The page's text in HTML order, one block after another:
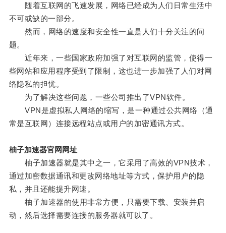
随着互联网的飞速发展，网络已经成为人们日常生活中
不可或缺的一部分。
然而，网络的速度和安全性一直是人们十分关注的问
题。
近年来，一些国家政府加强了对互联网的监管，使得一
些网站和应用程序受到了限制，这也进一步加强了人们对网
络隐私的担忧。
为了解决这些问题，一些公司推出了VPN软件。
VPN是虚拟私人网络的缩写，是一种通过公共网络（通
常是互联网）连接远程站点或用户的加密通讯方式。
柚子加速器官网网址
柚子加速器就是其中之一，它采用了高效的VPN技术，
通过加密数据通讯和更改网络地址等方式，保护用户的隐
私，并且还能提升网速。
柚子加速器的使用非常方便，只需要下载、安装并启
动，然后选择需要连接的服务器就可以了。